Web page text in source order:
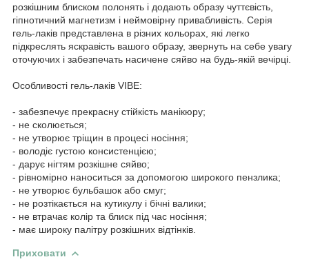
розкішним блиском полонять і додають образу чуттєвість,
гіпнотичний магнетизм і неймовірну привабливість. Серія
гель-лаків представлена в різних кольорах, які легко
підкреслять яскравість вашого образу, звернуть на себе увагу
оточуючих і забезпечать насичене сяйво на будь-якій вечірці.
Особливості гель-лаків VIBE:
- забезпечує прекрасну стійкість манікюру;
- не сколюється;
- не утворює тріщин в процесі носіння;
- володіє густою консистенцією;
- дарує нігтям розкішне сяйво;
- рівномірно наноситься за допомогою широкого пензлика;
- не утворює бульбашок або смуг;
- не розтікається на кутикулу і бічні валики;
- не втрачає колір та блиск під час носіння;
- має широку палітру розкішних відтінків.
Приховати